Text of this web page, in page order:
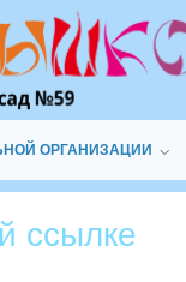
ОРГАНИЗАЦИИ
ссылке